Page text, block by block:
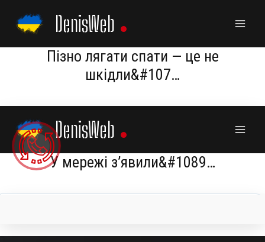
content
DenisWeb
Пізно лягати спати — це не
шкідли&#107…